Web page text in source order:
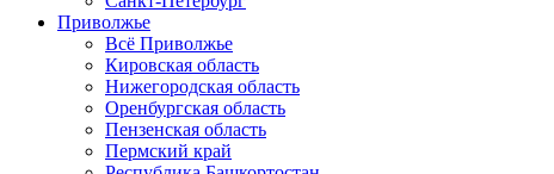
Приволжье
Всё Приволжье
Кировская область
Нижегородская область
Оренбургская область
Пензенская область
Пермский край